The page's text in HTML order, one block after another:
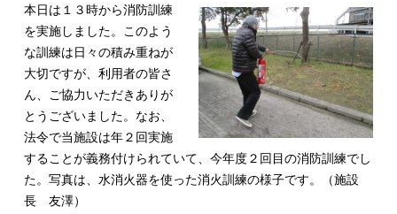
本日は１３時から消防訓練
を実施しました。このよう
な訓練は日々の積み重ねが
大切ですが、利用者の皆さ
ん、ご協力いただきありが
とうございました。なお、
法令で当施設は年２回実施
することが義務付けられていて、今年度２回目の消防訓練でし
た。写真は、水消火器を使った消火訓練の様子です。（施設
長 友澤）